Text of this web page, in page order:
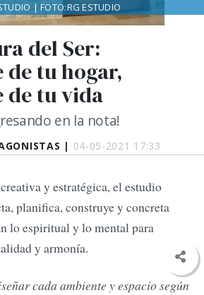
| 04-05-2021 17:33
del Ser:
tu hogar,
de tu vida
en la nota!
| FOTO:RG ESTUDIO
y estratégica, el estudio
planifica, construye y concreta
lo espiritual y lo mental para
y armonía.
cada ambiente y espacio según